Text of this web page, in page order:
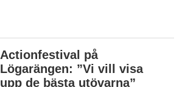
Actionfestival på
Lögarängen: ”Vi vill visa
upp de bästa utövarna”